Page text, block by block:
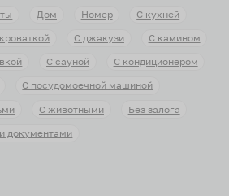
Дом Номер
С кухней
С джакузи
С камином
С сауной
С кондиционером
С посудомоечной машиной
С животными
Без залога
документами